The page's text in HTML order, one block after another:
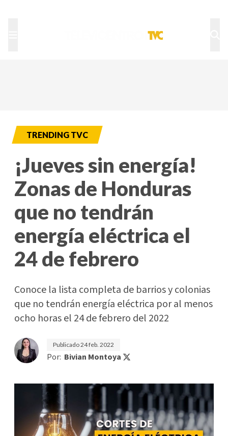
TRENDING TVC
¡Jueves sin energía!
Zonas de Honduras
que no tendrán
energía eléctrica el
24 de febrero
Conoce la lista completa de barrios y colonias
que no tendrán energía eléctrica por al menos
ocho horas el 24 de febrero del 2022
Publicado24 feb. 2022
Por: Bivian Montoya